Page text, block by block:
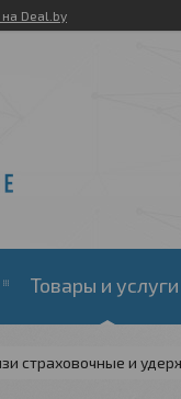
Deal.by
Товары и услуги
страховочные и